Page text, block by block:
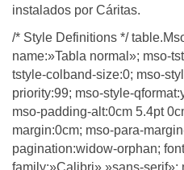
instalados por Cáritas.
/* Style Definitions */
name:»Tabla normal»; mso-
tstyle-colband-size:0; mso-
priority:99; mso-style-
mso-padding-alt:0cm 5.4pt
margin:0cm; mso-para-
pagination:widow-orphan;